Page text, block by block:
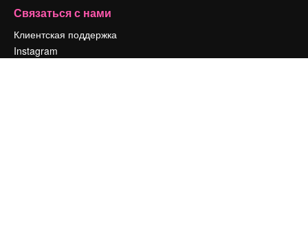
Связаться с нами
Клиентская поддержка
Instagram